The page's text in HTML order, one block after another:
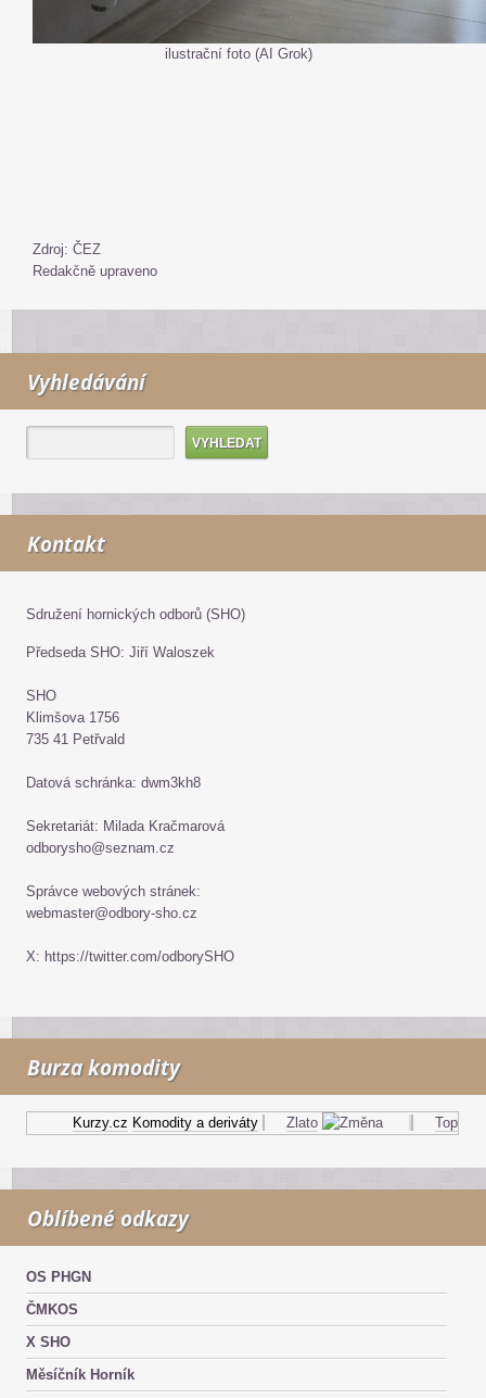
ilustrační foto (AI Grok)
Zdroj: ČEZ
Redakčně upraveno
Vyhledávání
Kontakt
Sdružení hornických odborů (SHO)
Předseda SHO: Jiří Waloszek
SHO
Klimšova 1756
735 41 Petřvald
Datová schránka: dwm3kh8
Sekretariát: Milada Kračmarová
odborysho@seznam.cz
Správce webových stránek:
webmaster@odbory-sho.cz
X: https://twitter.com/odborySHO
Burza komodity
Kurzy.cz Komodity a deriváty Zlato Topný olej
Oblíbené odkazy
OS PHGN
ČMKOS
X SHO
Měsíčník Horník